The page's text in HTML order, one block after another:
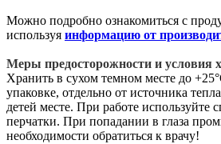
Можно подробно ознакомиться с
используя информацию от
Меры предосторожности и условия
Хранить в сухом темном месте до
упаковке, отдельно от источника
детей месте. При работе используйте
перчатки. При попадании в глаза
необходимости обратиться к врачу!